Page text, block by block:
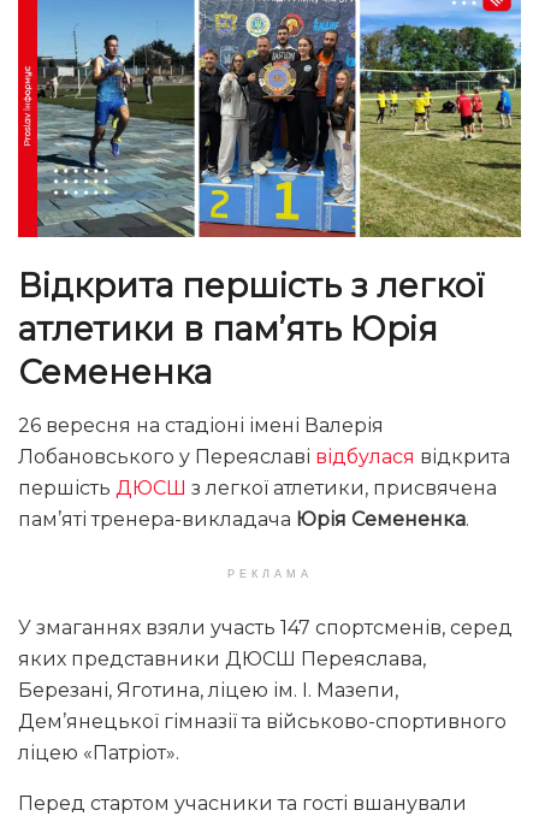
Відкрита першість з легкої
атлетики в пам’ять Юрія
Семененка
26 вересня на стадіоні імені Валерія
Лобановського у Переяславі відбулася відкрита
першість ДЮСШ з легкої атлетики, присвячена
пам’яті тренера-викладача Юрія Семененка.
РЕКЛАМА
У змаганнях взяли участь 147 спортсменів, серед
яких представники ДЮСШ Переяслава,
Березані, Яготина, ліцею ім. І. Мазепи,
Дем’янецької гімназії та військово-спортивного
ліцею «Патріот».
Перед стартом учасники та гості вшанували